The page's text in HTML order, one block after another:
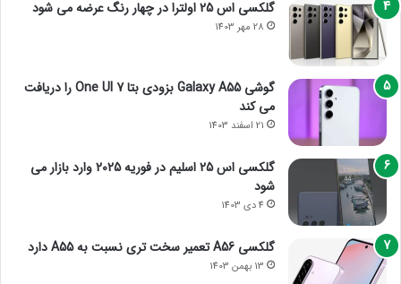
گلکسی اس 25 اولترا در چهار رنگ عرضه می شود
28 مهر 1403
گوشی Galaxy A55 بزودی بتا One UI 7 را دریافت
می کند
21 اسفند 1403
گلکسی اس 25 اسلیم در فوریه 2025 وارد بازار می
شود
4 دی 1403
گلکسی A56 تعمیر سخت تری نسبت به A55 دارد
13 بهمن 1403